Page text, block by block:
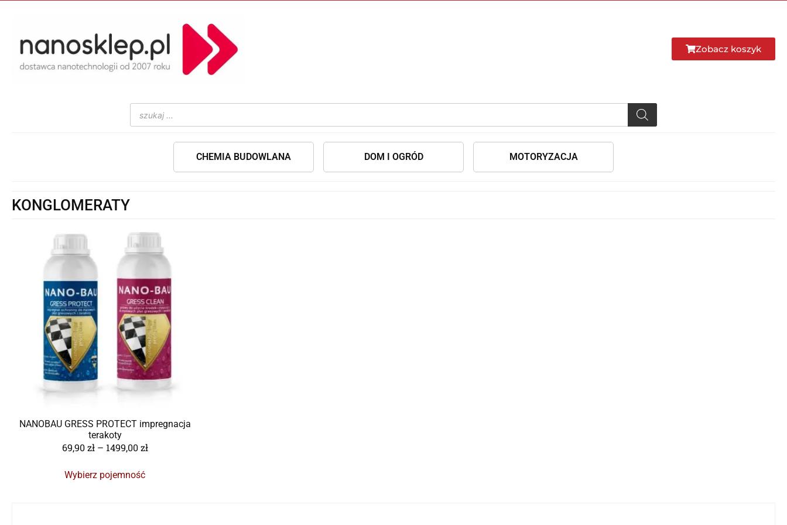
Zobacz koszyk
CHEMIA BUDOWLANA DOM I OGRÓD MOTORYZACJA
KONGLOMERATY
NANOBAU GRESS PROTECT impregnacja
terakoty
69,90zł – 1499,00zł
Wybierz pojemność